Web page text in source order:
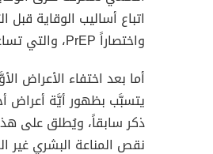
واختصاراً PrEP، والتي تساعد على منع الإصابة بالفيروس لاحقاً.
أما بعد اختفاء الأعراض
يتسبَّب بظهور أيَّة أعراض
ذكر سابقاً، ويُطلق على